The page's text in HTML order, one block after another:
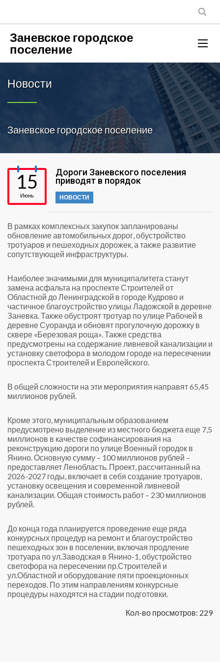
Заневское городское
поселение
Новости
Заневское городское поселение
15
Июнь
Дороги Заневского поселения
приводят в порядок
НОВОСТИ
В рамках комплексных закупок запланированы
обновление автомобильных дорог, обустройство
тротуаров и пешеходных дорожек, а также развитие
сопутствующей инфраструктуры.
Наиболее значимыми для муниципалитета станут
замена асфальта на проспекте Строителей от
Областной до Ленинградской в городе Кудрово и
частичное благоустройство улицы Ладожской в деревне
Заневка. Также обустроят тротуар по улице Рабочей в
деревне Суоранда и обновят прогулочную дорожку в
сквере «Березовая роща». Также средства
предусмотрены на содержание ливневой канализации и
установку светофора в молодом городе на пересечении
проспекта Строителей и Европейского.
В общей сложности на эти мероприятия направят 65,45
миллионов рублей.
Кроме этого, муниципальным образованием
предусмотрено выделение из местного бюджета еще 7,5
миллионов в качестве софинансирования на
реконструкцию дороги по улице Военный городок в
Янино. Основную сумму – 100 миллионов рублей –
предоставляет Ленобласть. Проект, рассчитанный на
2026-2027 годы, включает в себя создание тротуаров,
установку освещения и современной ливневой
канализации. Общая стоимость работ – 230 миллионов
рублей.
До конца года планируется проведение еще ряда
конкурсных процедур на ремонт и благоустройство
пешеходных зон в поселении, включая продление
тротуара по ул.Заводская в Янино-1, обустройство
светофора на пересечении пр.Строителей и
ул.Областной и оборудование пяти проекционных
переходов. По этим направлениям конкурсные
процедуры находятся на стадии подготовки.
Кол-во просмотров: 229